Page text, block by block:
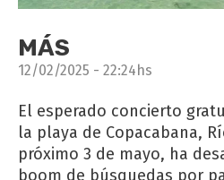
MÁS
12/02/2025 - 22:24hs
El esperado concierto
la playa de Copacabana,
próximo 3 de mayo, ha
boom de búsquedas por